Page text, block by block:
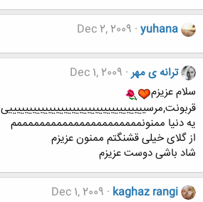
yuhana
Dec 2, 2009
ترانه ی مهر Dec 1, 2009
سلام عزیزم
قربونت,مرسیییییییییییییییییییییییییییییییییییی
یه دنیا ممنونممممممممممممممممممممممم
از گلای خیلی قشنگتم ممنون عزیزم
شاد باشی دوست عزیزم
kaghaz rangi
Dec 1, 2009